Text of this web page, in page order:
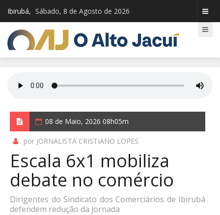
Ibirubá, Sábado, 8 de Agosto de 2026
08 de Maio, 2026 08h05m
por JORNALISTA CRISTIANO LOPES
Escala 6x1 mobiliza
debate no comércio
Dirigentes do Sindicato dos Comerciários de Ibirubá
defendem redução da jornada